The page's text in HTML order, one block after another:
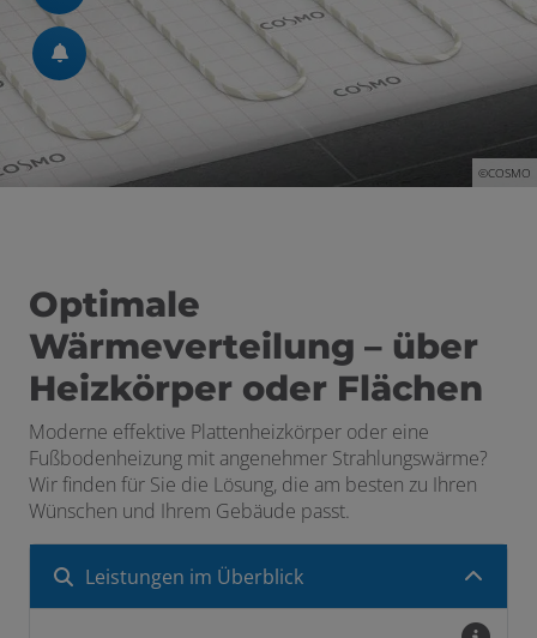
©COSMO
Optimale
Wärmeverteilung – über
Heizkörper oder Flächen
Moderne effektive Plattenheizkörper oder eine
Fußbodenheizung mit angenehmer Strahlungswärme?
Wir finden für Sie die Lösung, die am besten zu Ihren
Wünschen und Ihrem Gebäude passt.
Leistungen im Überblick